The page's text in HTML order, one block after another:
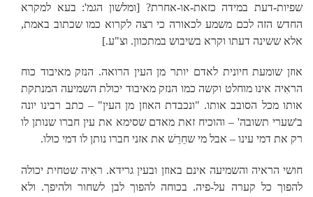
שפיות-דעת במידה כזאת-או-אחרת? [ומלשון הגמ': בעא למקרא
החדש הזה לכם משמע לכאורה כי רצה לקרוא כמו שכתוב באמת,
אלא ששינה דעתו וקרא בשיבוש במתכוון. וצ"ע.]
אוזן שומעת חיונית לאדם יותר מן העין הרואה. הנזק מאיבוד כוח
הראִיה אינו מוחלט וקשה כמו הנזק מאיבוד יכולת השמיעה המנתקת
אותו מכל הסובב אותו. "ונכבדת האוזן מן העין" – כתב רבינו יונה
ב'שערי תשובה' – והוכיח זאת מאדם שסימא את עין חברו שנותן לו
רק את דמי עינו – אבל מי שחֵרֵשׁ את אזני חברו נותן לו דמי כולו.
חושי הראיה והשמיעה אינם באוזן ובעין גרידא. ראִיה שטחית יכולה
להפוך כל קערה על-פיה. בכוחה להפוך לבן לשחור ולהיפך. ולא